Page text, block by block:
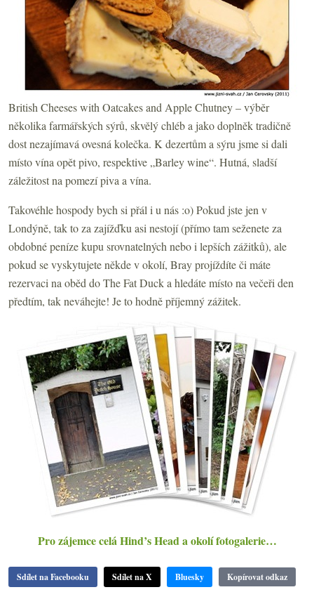
British Cheeses with Oatcakes and Apple Chutney – výběr
několika farmářských sýrů, skvělý chléb a jako doplněk tradičně
dost nezajímavá ovesná kolečka. K dezertům a sýru jsme si dali
místo vína opět pivo, respektive „Barley wine“. Hutná, sladší
záležitost na pomezí piva a vína.
Takovéhle hospody bych si přál i u nás :o) Pokud jste jen v
Londýně, tak to za zajížďku asi nestojí (přímo tam seženete za
obdobné peníze kupu srovnatelných nebo i lepších zážitků), ale
pokud se vyskytujete někde v okolí, Bray projíždíte či máte
rezervaci na oběd do The Fat Duck a hledáte místo na večeři den
předtím, tak neváhejte! Je to hodně příjemný zážitek.
Pro zájemce celá Hind’s Head a okolí fotogalerie…
Sdílet na Facebooku Sdílet na X Bluesky Kopírovat odkaz